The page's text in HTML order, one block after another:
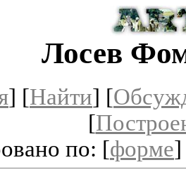
Лосев
] [Найти] [
[
по: [форме